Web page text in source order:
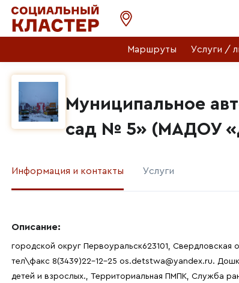
Маршруты Услуги /
Муниципальное
сад № 5» (МАДОУ
Информация и контакты Услуги
Описание:
городской округ Первоуральск623101,
тел\факс 8(3439)22-12-25 os.detstwa@yandex.ru.
детей и взрослых., Территориальная ПМПК, Служба